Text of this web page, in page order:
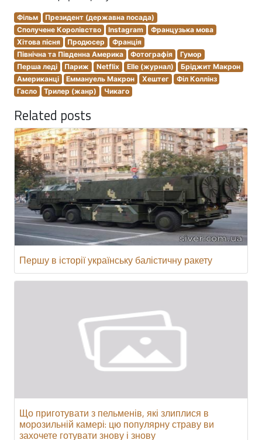
Фільм
Президент (державна посада)
Сполучене Королівство
Instagram
Французька мова
Хітова пісня
Продюсер
Франція
Північна та Південна Америка
Фотографія
Гумор
Перша леді
Париж Netflix Elle (журнал)
Бріджит Макрон
Американці
Еммануель Макрон Хештег
Філ Коллінз
Гасло
Трилер (жанр) Чикаго
Related posts
Першу в історії українську балістичну ракету
Що приготувати з пельменів, які злиплися в
морозильній камері: цю популярну страву ви
захочете готувати знову і знову